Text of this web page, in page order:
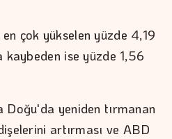
çok yükselen yüzde 4,19
ise yüzde 1,56
Doğu'da yeniden tırmanan
artırması ve ABD